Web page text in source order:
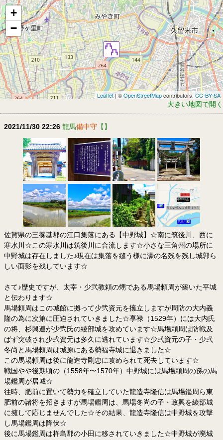
+
−
Leaflet| ©OpenStreetMapcontributors, CC-BY-SA
大きい地図で開く
2021/11/30 22:26 龍馬備中守 【】
佐賀県の三養基郡の江口集落にある【中野城】☆南に筑後川、西に
寒水川☆この寒水川は筑後川に合流します☆小さな三角州の場所に
中野城は存在しました♪現在は集落を縫う様に濠の名残を残し城郭ら
しい面影を残しています☆
さて♪歴史ですが、太宰・少弐教頼の甥である馬場頼周が築いた平城
と伝わります☆
馬場頼周はこの城館に拠って少弐資元を擁立しますが周防の大内義
隆の為に次第に圧迫されていきました☆享禄（1529年）には大内氏
の将、杉興連が少弐氏の綾部城を攻めています☆馬場頼周は防戦及
ばず突破され少弐資元は多久に逃れています☆少弐資元の子・少弐
冬尚と馬場頼周は城原にある勢福寺城に退きました☆
この馬場頼周は後に龍造寺剛忠に攻められて死去しています☆
戦国やや後期頃の（1558年〜1570年）中野城には馬場頼周の孫の馬
場鑑周が居城☆
往時、肥前に置いて勢力を確立していた龍造寺隆信は馬場鑑周ら東
肥前の諸将を招きますが馬場鑑周は、馬場冬尚の子・政興を綾部城
に擁して応じませんでした☆その結果、龍造寺隆信は中野城を攻撃
し馬場鑑周は降伏☆
後に馬場鑑周は杵島郡の小田に移されていきました☆中野城が廃城